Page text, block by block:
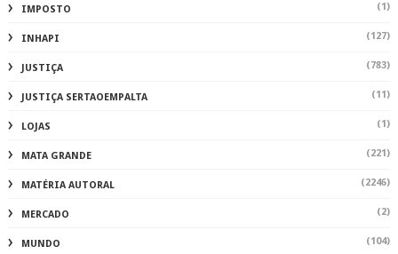
IMPOSTO (1)
INHAPI (127)
JUSTIÇA (783)
JUSTIÇA SERTAOEMPALTA (11)
LOJAS (1)
MATA GRANDE (221)
MATÉRIA AUTORAL (2246)
MERCADO (2)
MUNDO (104)